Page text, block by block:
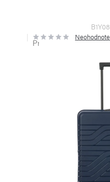
Priemerné
hodnotenie